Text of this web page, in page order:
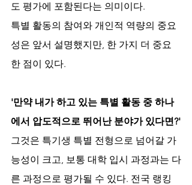
도 평가에 포함된다는 의미이다.
특별 활동의 참여와 개인적 역량의 중요
성은 앞서 설명했지만, 한 가지 더 중요
한 점이 있다.
'만약 내가 하고 있는 특별 활동 중 하나
에서 압도적으로 뛰어난 분야가 있다면?'
그것은 특기생 특별 전형으로 넘어갈 가
능성이 크고, 보통 대학 입시 과정과는 다
른 과정으로 평가될 수 있다. 전국 랭킹